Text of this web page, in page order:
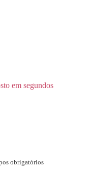
em segundos
obrigatórios